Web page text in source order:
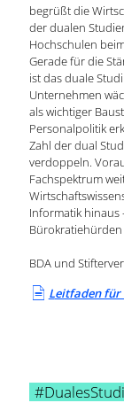
begrüßt die
der dualen
Hochschulen
Gerade für die
ist das duale
Unternehmen
als wichtiger
Personalpolitik
Zahl der dual
verdoppeln.
Fachspektrum
Informatik hinaus
BDA und
 Leitfaden für